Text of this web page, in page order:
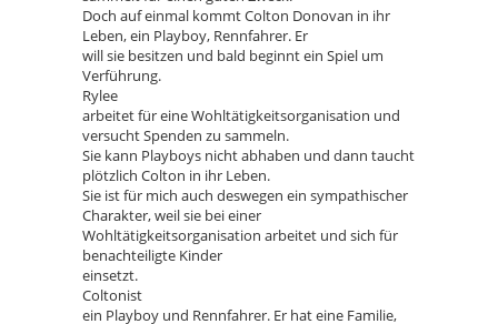
Doch auf einmal kommt Colton Donovan in ihr
Leben, ein Playboy, Rennfahrer. Er
will sie besitzen und bald beginnt ein Spiel um
Verführung.
Rylee
arbeitet für eine Wohltätigkeitsorganisation und
versucht Spenden zu sammeln.
Sie kann Playboys nicht abhaben und dann taucht
plötzlich Colton in ihr Leben.
Sie ist für mich auch deswegen ein sympathischer
Charakter, weil sie bei einer
Wohltätigkeitsorganisation arbeitet und sich für
benachteiligte Kinder
einsetzt.
Coltonist
ein Playboy und Rennfahrer. Er hat eine Familie,